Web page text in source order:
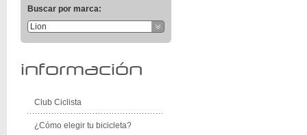
Buscar por marca:
Lion
información
Club Ciclista
¿Cómo elegir tu bicicleta?